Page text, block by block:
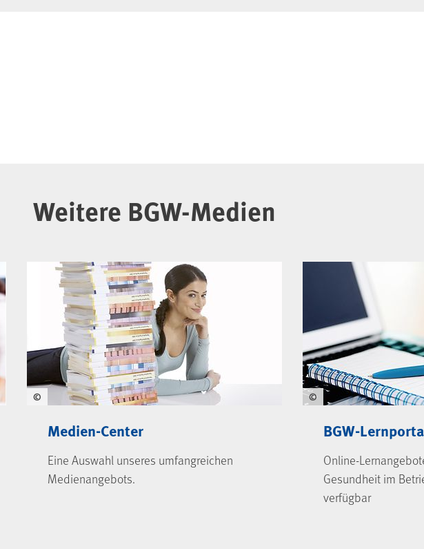
Weitere BGW-Medien
©
Medien-Center
Eine Auswahl unseres umfangreichen
Medienangebots.
©
BGW-
Online-
Gesundheit im
verfügbar